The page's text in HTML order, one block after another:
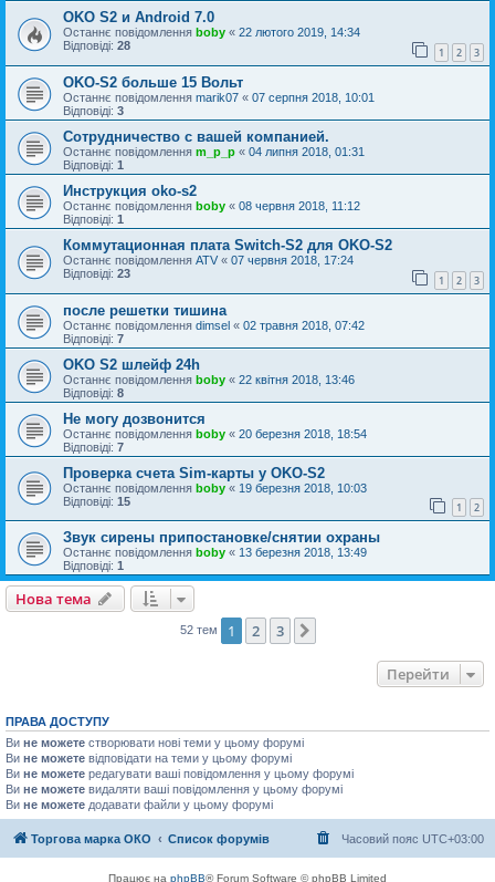
OKO S2 и Android 7.0
Останнє повідомлення boby « 22 лютого 2019, 14:34
Відповіді: 28 1 2 3
OKO-S2 больше 15 Вольт
Останнє повідомлення marik07 « 07 серпня 2018, 10:01
Відповіді: 3
Сотрудничество с вашей компанией.
Останнє повідомлення m_p_p « 04 липня 2018, 01:31
Відповіді: 1
Инструкция oko-s2
Останнє повідомлення boby « 08 червня 2018, 11:12
Відповіді: 1
Коммутационная плата Switch-S2 для OKO-S2
Останнє повідомлення ATV « 07 червня 2018, 17:24
Відповіді: 23 1 2 3
после решетки тишина
Останнє повідомлення dimsel « 02 травня 2018, 07:42
Відповіді: 7
OKO S2 шлейф 24h
Останнє повідомлення boby « 22 квітня 2018, 13:46
Відповіді: 8
Не могу дозвонится
Останнє повідомлення boby « 20 березня 2018, 18:54
Відповіді: 7
Проверка счета Sim-карты у OKO-S2
Останнє повідомлення boby « 19 березня 2018, 10:03
Відповіді: 15 1 2
Звук сирены припостановке/снятии охраны
Останнє повідомлення boby « 13 березня 2018, 13:49
Відповіді: 1
Нова тема
52 тем 1 2 3
Перейти
ПРАВА ДОСТУПУ
Ви не можете створювати нові теми у цьому форумі
Ви не можете відповідати на теми у цьому форумі
Ви не можете редагувати ваші повідомлення у цьому форумі
Ви не можете видаляти ваші повідомлення у цьому форумі
Ви не можете додавати файли у цьому форумі
Торгова марка ОКО Список форумів Часовий пояс UTC+03:00
Працює на phpBB® Forum Software © phpBB Limited